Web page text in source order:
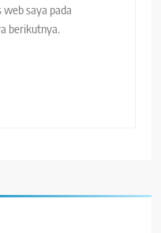
web saya pada
berikutnya.